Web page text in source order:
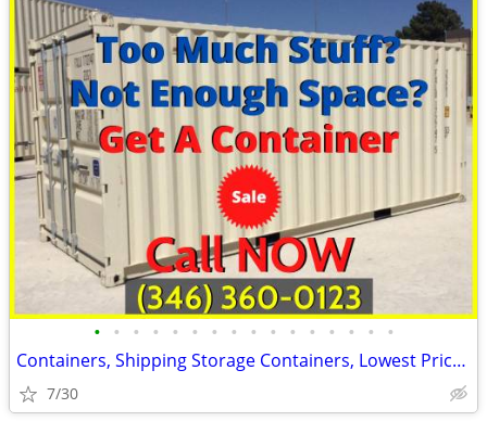
• • • • • • • • • • • • • • • •
Containers, Shipping Storage Containers, Lowest Price Now!
7/30